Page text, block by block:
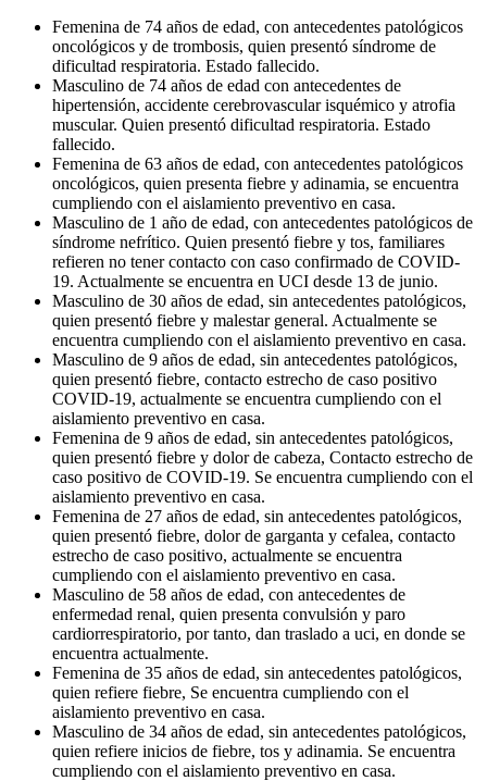
Femenina de 74 años de edad, con antecedentes patológicos
oncológicos y de trombosis, quien presentó síndrome de
dificultad respiratoria. Estado fallecido.
Masculino de 74 años de edad con antecedentes de
hipertensión, accidente cerebrovascular isquémico y atrofia
muscular. Quien presentó dificultad respiratoria. Estado
fallecido.
Femenina de 63 años de edad, con antecedentes patológicos
oncológicos, quien presenta fiebre y adinamia, se encuentra
cumpliendo con el aislamiento preventivo en casa.
Masculino de 1 año de edad, con antecedentes patológicos de
síndrome nefrítico. Quien presentó fiebre y tos, familiares
refieren no tener contacto con caso confirmado de COVID-
19. Actualmente se encuentra en UCI desde 13 de junio.
Masculino de 30 años de edad, sin antecedentes patológicos,
quien presentó fiebre y malestar general. Actualmente se
encuentra cumpliendo con el aislamiento preventivo en casa.
Masculino de 9 años de edad, sin antecedentes patológicos,
quien presentó fiebre, contacto estrecho de caso positivo
COVID-19, actualmente se encuentra cumpliendo con el
aislamiento preventivo en casa.
Femenina de 9 años de edad, sin antecedentes patológicos,
quien presentó fiebre y dolor de cabeza, Contacto estrecho de
caso positivo de COVID-19. Se encuentra cumpliendo con el
aislamiento preventivo en casa.
Femenina de 27 años de edad, sin antecedentes patológicos,
quien presentó fiebre, dolor de garganta y cefalea, contacto
estrecho de caso positivo, actualmente se encuentra
cumpliendo con el aislamiento preventivo en casa.
Masculino de 58 años de edad, con antecedentes de
enfermedad renal, quien presenta convulsión y paro
cardiorrespiratorio, por tanto, dan traslado a uci, en donde se
encuentra actualmente.
Femenina de 35 años de edad, sin antecedentes patológicos,
quien refiere fiebre, Se encuentra cumpliendo con el
aislamiento preventivo en casa.
Masculino de 34 años de edad, sin antecedentes patológicos,
quien refiere inicios de fiebre, tos y adinamia. Se encuentra
cumpliendo con el aislamiento preventivo en casa.